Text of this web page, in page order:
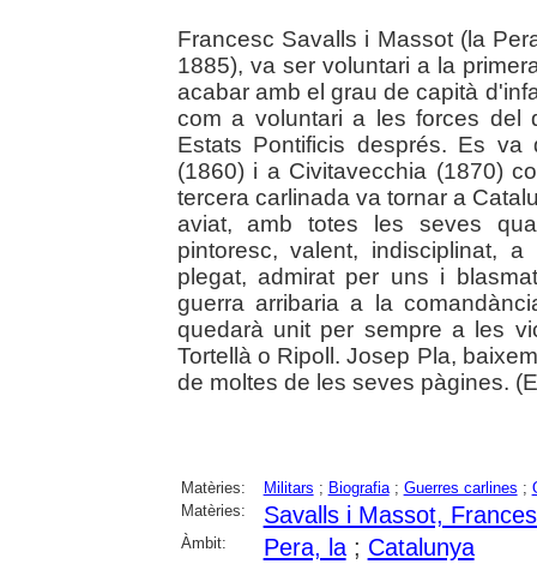
Francesc Savalls i Massot (la
1885), va ser voluntari a la
acabar amb el grau de capità
com a voluntari a les forces del
Estats Pontificis després. Es
(1860) i a Civitavecchia (1870)
tercera carlinada va tornar a
aviat, amb totes les seves
pintoresc, valent, indisciplinat,
plegat, admirat per uns i
guerra arribaria a la
quedarà unit per sempre a les
Tortellà o Ripoll. Josep Pla,
de moltes de les seves pàgines.
Matèries: Militars ; Biografia; Guerres carlines ;
Matèries:
Savalls i Massot,
Àmbit: Pera, la; Catalunya